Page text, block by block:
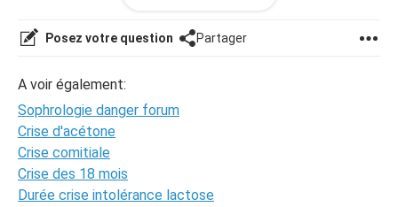
Posez votre question Partager
A voir également:
Sophrologie danger forum
Crise d'acétone
Crise comitiale
Crise des 18 mois
Durée crise intolérance lactose